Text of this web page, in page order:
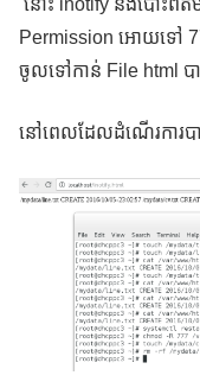
នោះ inotify និងបោះពត៏ម
Permission អោយទៅ
ចូលទៅកាន់ File html ប
នៅពេលដែលដំណើរការ